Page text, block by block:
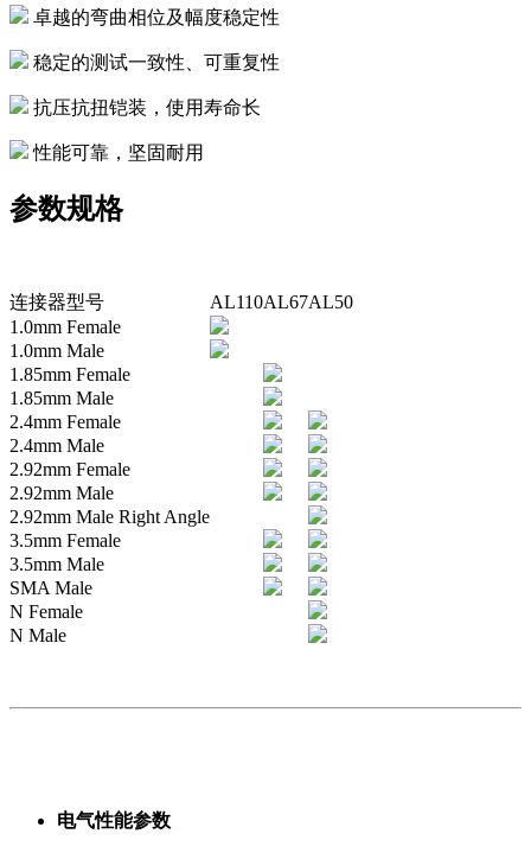
卓越的弯曲相位及幅度稳定性
稳定的测试一致性、可重复性
抗压抗扭铠装，使用寿命长
性能可靠，坚固耐用
参数规格
连接器型号 AL110AL67AL50
1.0mm Female
1.0mm Male
1.85mm Female
1.85mm Male
2.4mm Female
2.4mm Male
2.92mm Female
2.92mm Male
2.92mm Male Right Angle
3.5mm Female
3.5mm Male
SMA Male
N Female
N Male
电气性能参数